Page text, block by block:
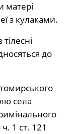
матері
з кулаками.
до
села
1 ст. 121